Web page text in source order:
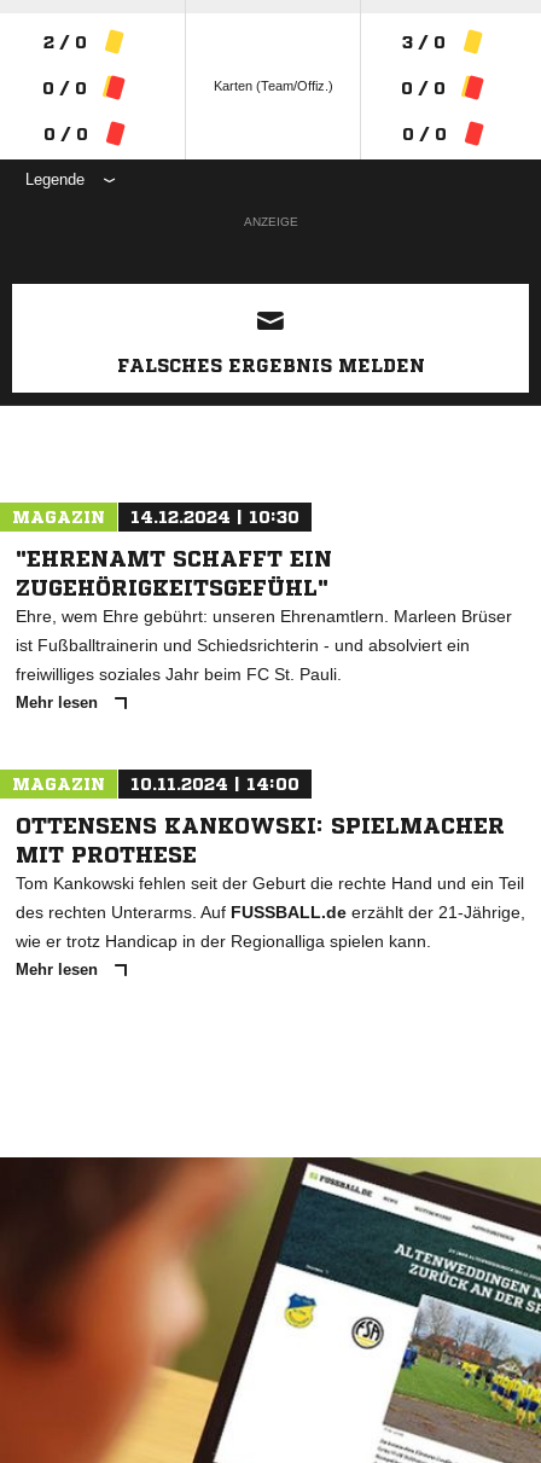
2 / 0
0 / 0
0 / 0
Karten (Team/Offiz.)
3 / 0
0 / 0
0 / 0
Legende
ANZEIGE
FALSCHES ERGEBNIS MELDEN
MAGAZIN 14.12.2024 | 10:30
"EHRENAMT SCHAFFT EIN
ZUGEHÖRIGKEITSGEFÜHL"
Ehre, wem Ehre gebührt: unseren Ehrenamtlern. Marleen Brüser
ist Fußballtrainerin und Schiedsrichterin - und absolviert ein
freiwilliges soziales Jahr beim FC St. Pauli.
Mehr lesen
MAGAZIN 10.11.2024 | 14:00
OTTENSENS KANKOWSKI: SPIELMACHER
MIT PROTHESE
Tom Kankowski fehlen seit der Geburt die rechte Hand und ein Teil
des rechten Unterarms. Auf FUSSBALL.de erzählt der 21-Jährige,
wie er trotz Handicap in der Regionalliga spielen kann.
Mehr lesen